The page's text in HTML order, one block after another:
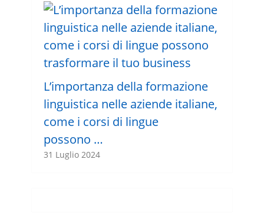
L’importanza della formazione
linguistica nelle aziende italiane,
come i corsi di lingue
possono …
31 Luglio 2024